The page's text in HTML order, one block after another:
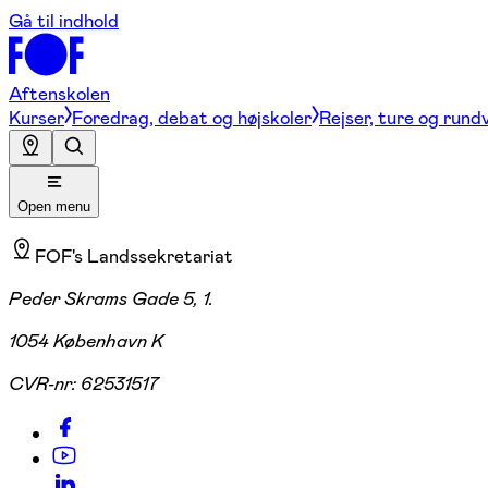
Gå til indhold
Aftenskolen
Kurser Foredrag, debat og højskoler Rejser, ture og
Open menu
FOF's Landssekretariat
Peder Skrams Gade 5, 1.
1054 København K
CVR-nr: 62531517